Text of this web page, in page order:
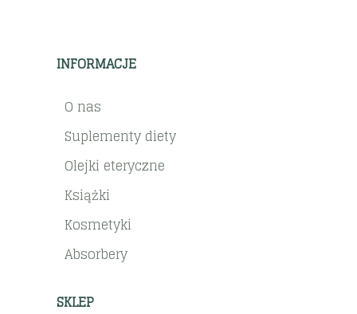
INFORMACJE
O nas
Suplementy diety
Olejki eteryczne
Książki
Kosmetyki
Absorbery
SKLEP